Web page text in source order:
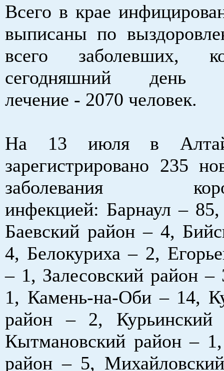
Всего в крае
выписаны по
всего заболевших,
сегодняшний день
лечение - 2070 человек.
На 13 июля в
зарегистрировано 235
заболевания
инфекцией: Барнаул –
Баевский район – 4,
4, Белокуриха – 2,
– 1, Залесовский район –
1, Камень-на-Оби – 14,
район – 2,
Кытмановский район –
район – 5,